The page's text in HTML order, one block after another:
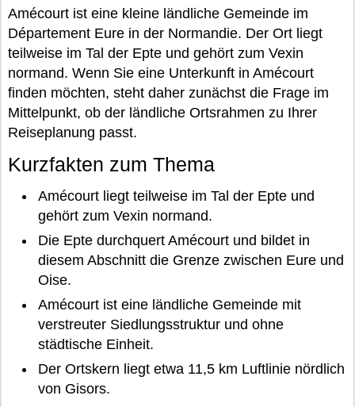
Amécourt ist eine kleine ländliche Gemeinde im
Département Eure in der Normandie. Der Ort liegt
teilweise im Tal der Epte und gehört zum Vexin
normand. Wenn Sie eine Unterkunft in Amécourt
finden möchten, steht daher zunächst die Frage im
Mittelpunkt, ob der ländliche Ortsrahmen zu Ihrer
Reiseplanung passt.
Kurzfakten zum Thema
Amécourt liegt teilweise im Tal der Epte und
gehört zum Vexin normand.
Die Epte durchquert Amécourt und bildet in
diesem Abschnitt die Grenze zwischen Eure und
Oise.
Amécourt ist eine ländliche Gemeinde mit
verstreuter Siedlungsstruktur und ohne
städtische Einheit.
Der Ortskern liegt etwa 11,5 km Luftlinie nördlich
von Gisors.